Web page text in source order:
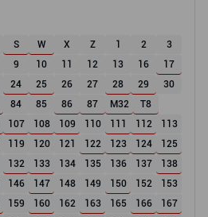
S W X Z 1 2
3
9 10 11 12 13 16
17
24 25 26 27 28 29
30
84 85 86 87 M32
T8
107 108 109 110 111 112
113
119 120 121 122 123 124
125
132 133 134 135 136 137
138
146 147 148 149 150 152
153
159 160 162 163 165 166
167